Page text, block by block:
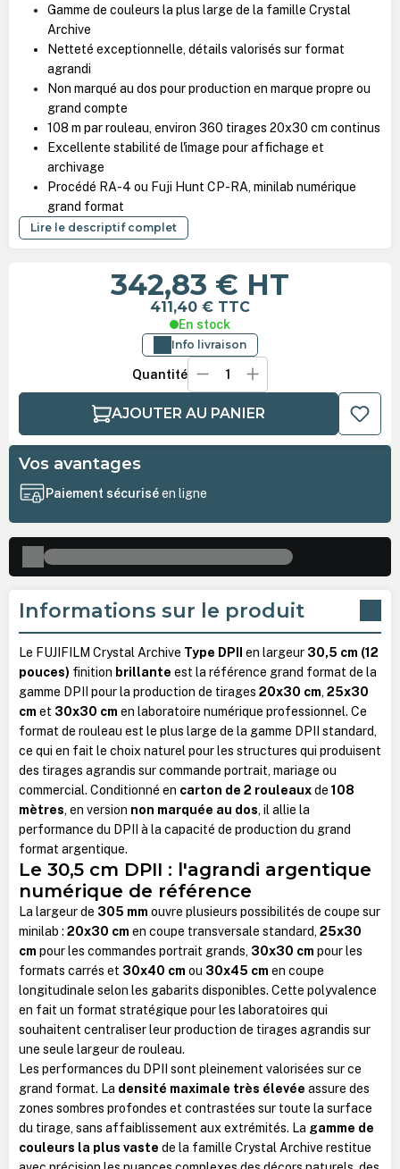
Gamme de couleurs la plus large de la famille Crystal
Archive
Netteté exceptionnelle, détails valorisés sur format
agrandi
Non marqué au dos pour production en marque propre ou
grand compte
108 m par rouleau, environ 360 tirages 20x30 cm continus
Excellente stabilité de l'image pour affichage et
archivage
Procédé RA-4 ou Fuji Hunt CP-RA, minilab numérique
grand format
Lire le descriptif complet
342,83 € HT
411,40 € TTC
En stock
Info livraison
Quantité
AJOUTER AU PANIER
Vos avantages
Paiement sécuriséen ligne
Informations sur le produit
Le FUJIFILM Crystal Archive Type DPII en largeur 30,5 cm (12
pouces) finition brillante est la référence grand format de la
gamme DPII pour la production de tirages 20x30 cm, 25x30
cm et 30x30 cm en laboratoire numérique professionnel. Ce
format de rouleau est le plus large de la gamme DPII standard,
ce qui en fait le choix naturel pour les structures qui produisent
des tirages agrandis sur commande portrait, mariage ou
commercial. Conditionné en carton de 2 rouleauxde 108
mètres, en version non marquée au dos, il allie la
performance du DPII à la capacité de production du grand
format argentique.
Le 30,5 cm DPII : l'agrandi argentique
numérique de référence
La largeur de 305 mm ouvre plusieurs possibilités de coupe sur
minilab : 20x30 cm en coupe transversale standard, 25x30
cm pour les commandes portrait grands, 30x30 cm pour les
formats carrés et 30x40 cm ou 30x45 cm en coupe
longitudinale selon les gabarits disponibles. Cette polyvalence
en fait un format stratégique pour les laboratoires qui
souhaitent centraliser leur production de tirages agrandis sur
une seule largeur de rouleau.
Les performances du DPII sont pleinement valorisées sur ce
grand format. La densité maximale très élevée assure des
zones sombres profondes et contrastées sur toute la surface
du tirage, sans affaiblissement aux extrémités. La gamme de
couleurs la plus vaste de la famille Crystal Archive restitue